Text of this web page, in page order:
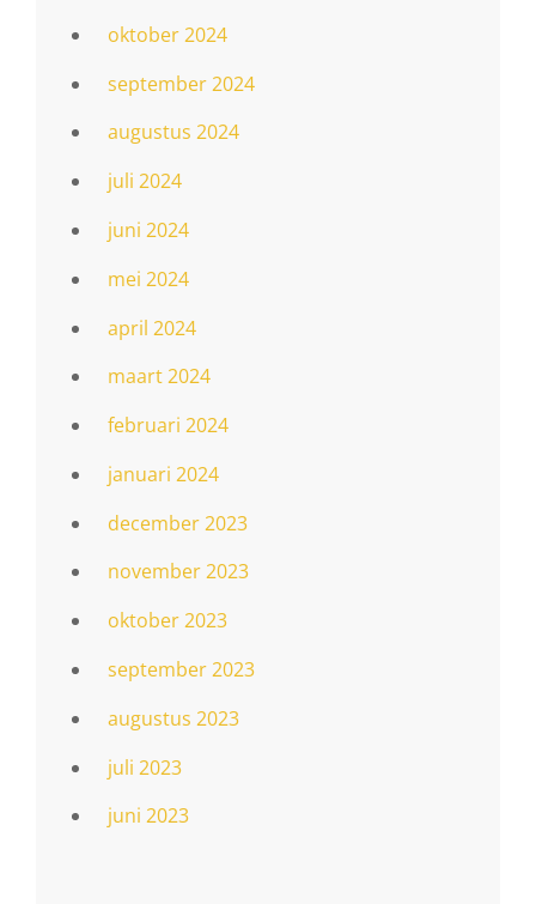
oktober 2024
september 2024
augustus 2024
juli 2024
juni 2024
mei 2024
april 2024
maart 2024
februari 2024
januari 2024
december 2023
november 2023
oktober 2023
september 2023
augustus 2023
juli 2023
juni 2023